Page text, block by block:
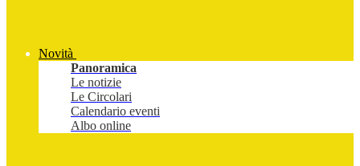
Novità
Panoramica
Le notizie
Le Circolari
Calendario eventi
Albo online